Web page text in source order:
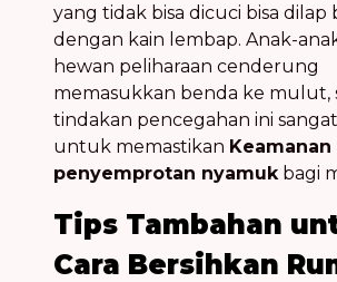
yang tidak bisa dicuci bisa dilap
dengan kain lembap. Anak-
hewan peliharaan cenderung
memasukkan benda ke mulut,
tindakan pencegahan ini
untuk memastikan
penyemprotan nyamuk bagi
Tips Tambahan
Cara Bersihkan